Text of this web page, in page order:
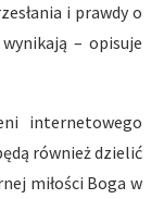
i prawdy o
– opisuje
internetowego
również dzielić
miłości Boga w